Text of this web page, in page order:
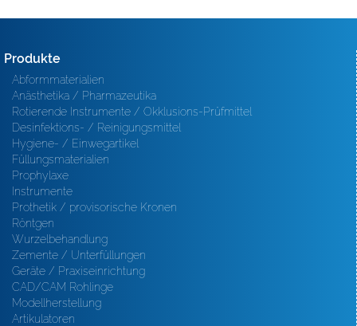
Produkte
Abformmaterialien
Anästhetika / Pharmazeutika
Rotierende Instrumente / Okklusions-Prüfmittel
Desinfektions- / Reinigungsmittel
Hygiene- / Einwegartikel
Füllungsmaterialien
Prophylaxe
Instrumente
Prothetik / provisorische Kronen
Röntgen
Wurzelbehandlung
Zemente / Unterfüllungen
Geräte / Praxiseinrichtung
CAD/CAM Rohlinge
Modellherstellung
Artikulatoren